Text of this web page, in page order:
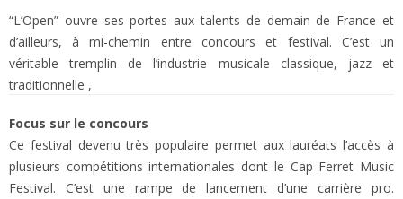
“L’Open” ouvre ses portes aux talents de demain de France et
d’ailleurs, à mi-chemin entre concours et festival. C’est un
véritable tremplin de l’industrie musicale classique, jazz et
traditionnelle ,
Focus sur le concours
Ce festival devenu très populaire permet aux lauréats l’accès à
plusieurs compétitions internationales dont le Cap Ferret Music
Festival. C’est une rampe de lancement d’une carrière pro.